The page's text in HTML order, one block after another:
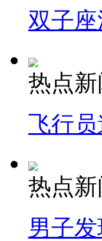
双子
热点新
飞行
热点新
男子